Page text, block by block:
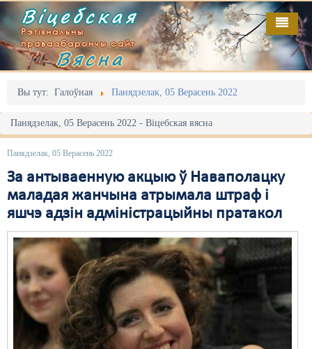
Віцебская
Рэгіянальны
праваабарончы сайт
Вясна
Вы тут: Галоўная Панядзелак, 05 Верасень 2022
Панядзелак, 05 Верасень 2022 - Віцебская вясна
Панядзелак, 05 Верасень 2022
За антываенную акцыю ў Наваполацку
маладая жанчына атрымала штраф і
яшчэ адзін адміністрацыйны пратакол
Галоўная
Адміністрацыйны перасьлед
Акцыі
Выбары
Грамадзянскія ініцыятывы
Дзяржава
Дыскрымінацыя
Затрыманьні
Карная псыхіятрыя
КПЧ ААН
Выданьні
Відэа
Пра нас
RSS